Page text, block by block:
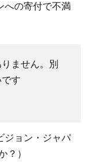
への寄付で不満
ません。別
す
ジョン・ジャパ
？）